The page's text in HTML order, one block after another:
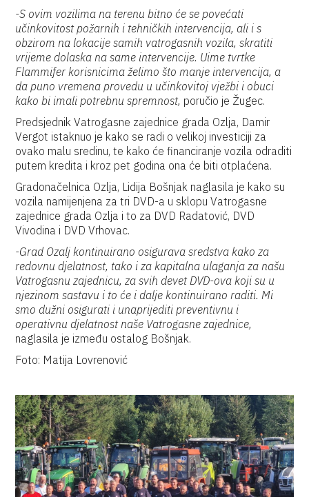
-S ovim vozilima na terenu bitno će se povećati
učinkovitost požarnih i tehničkih intervencija, ali i s
obzirom na lokacije samih vatrogasnih vozila, skratiti
vrijeme dolaska na same intervencije. Uime tvrtke
Flammifer korisnicima želimo što manje intervencija, a
da puno vremena provedu u učinkovitoj vježbi i obuci
kako bi imali potrebnu spremnost, poručio je Žugec.
Predsjednik Vatrogasne zajednice grada Ozlja, Damir
Vergot istaknuo je kako se radi o velikoj investiciji za
ovako malu sredinu, te kako će financiranje vozila odraditi
putem kredita i kroz pet godina ona će biti otplaćena.
Gradonačelnica Ozlja, Lidija Bošnjak naglasila je kako su
vozila namijenjena za tri DVD-a u sklopu Vatrogasne
zajednice grada Ozlja i to za DVD Radatović, DVD
Vivodina i DVD Vrhovac.
-Grad Ozalj kontinuirano osigurava sredstva kako za
redovnu djelatnost, tako i za kapitalna ulaganja za našu
Vatrogasnu zajednicu, za svih devet DVD-ova koji su u
njezinom sastavu i to će i dalje kontinuirano raditi. Mi
smo dužni osigurati i unaprijediti preventivnu i
operativnu djelatnost naše Vatrogasne zajednice,
naglasila je između ostalog Bošnjak.
Foto: Matija Lovrenović